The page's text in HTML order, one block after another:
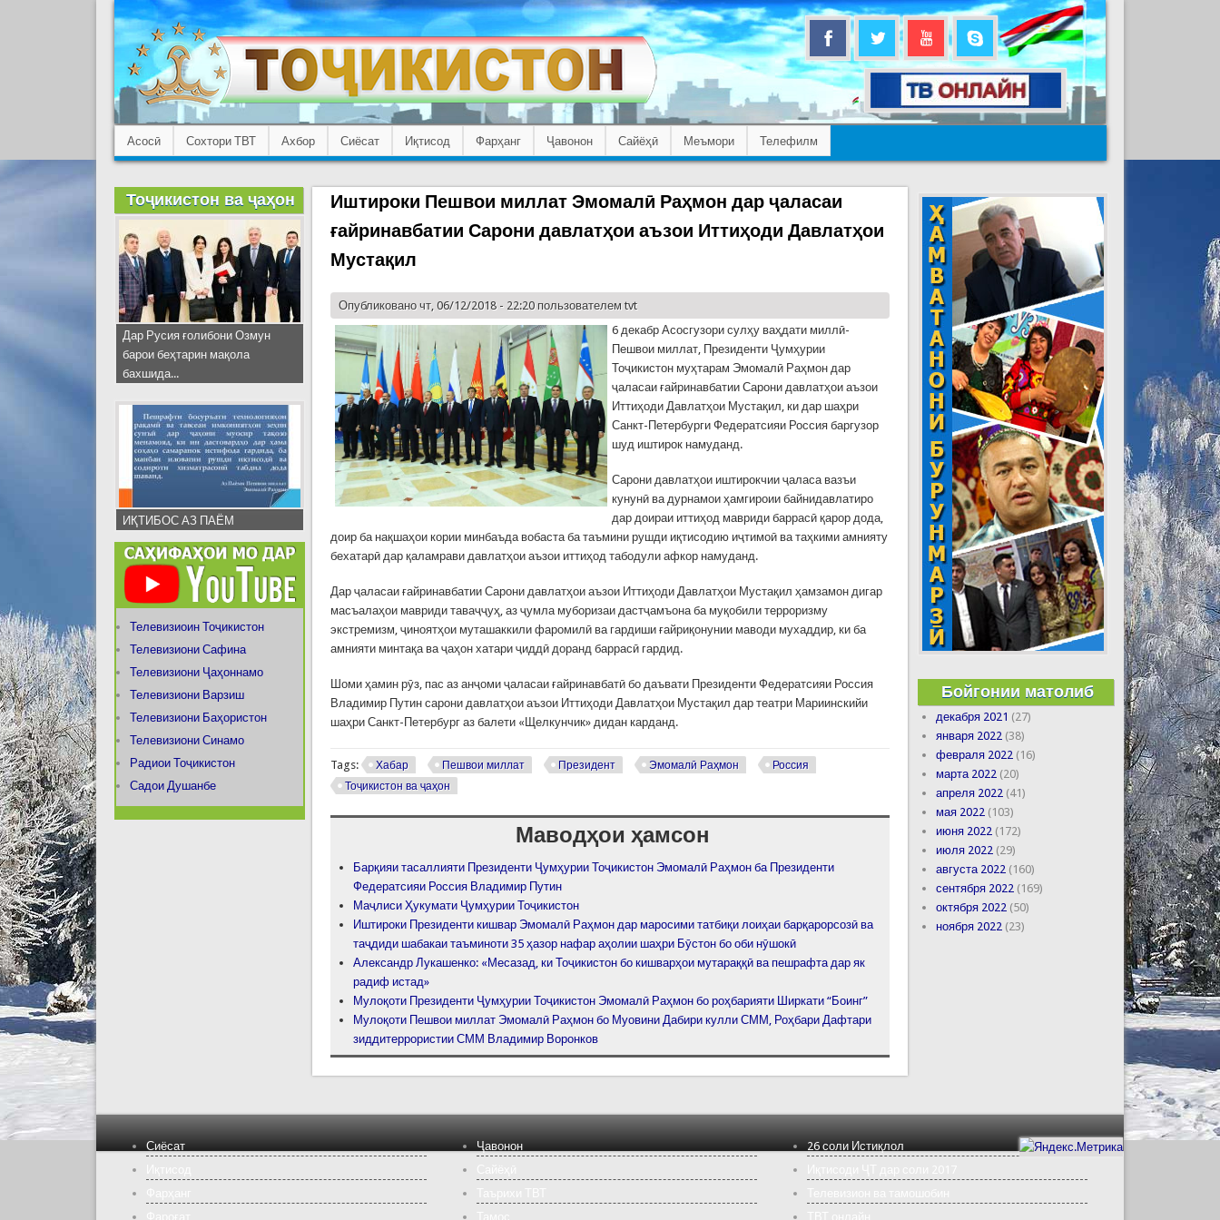
Асосӣ Сохтори ТВТ Ахбор Сиёсат Иқтисод Фарҳанг Ҷавонон Сайёҳӣ Меъмори Телефилм
Иштироки Пешвои миллат Эмомалӣ Раҳмон дар ҷаласаи
ғайринавбатии Сарони давлатҳои аъзои Иттиҳоди Давлатҳои
Мустақил
Опубликовано чт, 06/12/2018 - 22:20 пользователемtvt
6 декабр Асосгузори сулҳу ваҳдати миллӣ-
Пешвои миллат, Президенти Ҷумҳурии
Тоҷикистон муҳтарам Эмомалӣ Раҳмон дар
ҷаласаи ғайринавбатии Сарони давлатҳои аъзои
Иттиҳоди Давлатҳои Мустақил, ки дар шаҳри
Санкт-Петербурги Федератсияи Россия баргузор
шуд иштирок намуданд.
Сарони давлатҳои иштирокчии ҷаласа вазъи
кунунӣ ва дурнамои ҳамгироии байнидавлатиро
дар доираи иттиҳод мавриди баррасӣ қарор дода,
доир ба нақшаҳои кории минбаъда вобаста ба таъмини рушди иқтисодию иҷтимоӣ ва таҳкими амнияту
бехатарӣ дар қаламрави давлатҳои аъзои иттиҳод табодули афкор намуданд.
Дар ҷаласаи ғайринавбатии Сарони давлатҳои аъзои Иттиҳоди Давлатҳои Мустақил ҳамзамон дигар
масъалаҳои мавриди таваҷҷуҳ, аз ҷумла муборизаи дастҷамъона ба муқобили терроризму
экстремизм, ҷиноятҳои муташаккили фаромилӣ ва гардиши ғайриқонунии маводи мухаддир, ки ба
амнияти минтақа ва ҷаҳон хатари ҷиддӣ доранд баррасӣ гардид.
Шоми ҳамин рӯз, пас аз анҷоми ҷаласаи ғайринавбатӣ бо даъвати Президенти Федератсияи Россия
Владимир Путин сарони давлатҳои аъзои Иттиҳоди Давлатҳои Мустақил дар театри Мариинскийи
шаҳри Санкт-Петербург аз балети «Щелкунчик» дидан карданд.
Tags: Хабар Пешвои миллат Президент Эмомалӣ Раҳмон
Россия
Тоҷикистон ва ҷаҳон
Маводҳои ҳамсон
Барқияи тасаллияти Президенти Ҷумҳурии Тоҷикистон Эмомалӣ Раҳмон ба Президенти
Федератсияи Россия Владимир Путин
Маҷлиси Ҳукумати Ҷумҳурии Тоҷикистон
Иштироки Президенти кишвар Эмомалӣ Раҳмон дар маросими татбиқи лоиҳаи барқарорсозӣ ва
таҷдиди шабакаи таъминоти 35 ҳазор нафар аҳолии шаҳри Бӯстон бо оби нӯшокӣ
Александр Лукашенко: «Месазад, ки Тоҷикистон бо кишварҳои мутараққӣ ва пешрафта дар як
радиф истад»
Мулоқоти Президенти Ҷумҳурии Тоҷикистон Эмомалӣ Раҳмон бо роҳбарияти Ширкати “Боинг”
Мулоқоти Пешвои миллат Эмомалӣ Раҳмон бо Муовини Дабири кулли СММ, Роҳбари Дафтари
зиддитеррористии СММ Владимир Воронков
Тоҷикистон ва ҷаҳон
Дар Русия ғолибони Озмун
барои беҳтарин мақола
бахшида...
ИҚТИБОС АЗ ПАЁМ
Телевизиоин Тоҷикистон
Телевизиони Сафина
Телевизиони Ҷаҳоннамо
Телевизиони Варзиш
Телевизиони Баҳористон
Телевизиони Синамо
Радиои Тоҷикистон
Садои Душанбе
Бойгонии матолиб
декабря 2021 (27)
января 2022 (38)
февраля 2022 (16)
марта 2022 (20)
апреля 2022 (41)
мая 2022 (103)
июня 2022 (172)
июля 2022 (29)
августа 2022 (160)
сентября 2022 (169)
октября 2022 (50)
ноября 2022 (23)
Сиёсат
Ҷавонон
26 соли Истиқлол